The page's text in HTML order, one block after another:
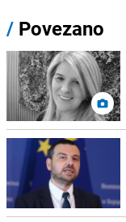
/ Povezano